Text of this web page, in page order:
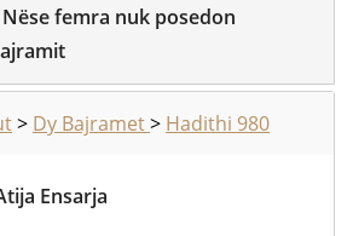
Nëse femra nuk posedon
> Dy Bajramet> Hadithi 980
Ensarja